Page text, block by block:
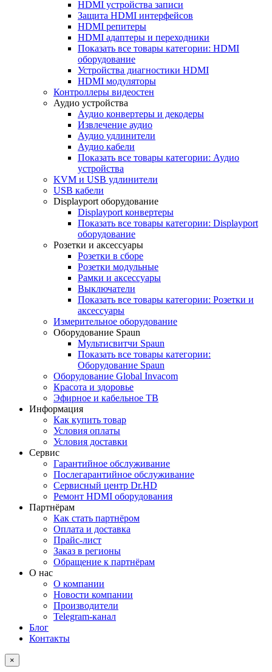
HDMI устройства записи
Защита HDMI интерфейсов
HDMI репитеры
HDMI адаптеры и переходники
Показать все товары категории: HDMI
оборудование
Устройства диагностики HDMI
HDMI модуляторы
Контроллеры видеостен
Аудио устройства
Аудио конвертеры и декодеры
Извлечение аудио
Аудио удлинители
Аудио кабели
Показать все товары категории: Аудио
устройства
KVM и USB удлинители
USB кабели
Displayport оборудование
Displayport конвертеры
Показать все товары категории: Displayport
оборудование
Розетки и аксессуары
Розетки в сборе
Розетки модульные
Рамки и аксессуары
Выключатели
Показать все товары категории: Розетки и
аксессуары
Измерительное оборудование
Оборудование Spaun
Мультисвитчи Spaun
Показать все товары категории:
Оборудование Spaun
Оборудование Global Invacom
Красота и здоровье
Эфирное и кабельное ТВ
Информация
Как купить товар
Условия оплаты
Условия доставки
Сервис
Гарантийное обслуживание
Послегарантийное обслуживание
Сервисный центр Dr.HD
Ремонт HDMI оборудования
Партнёрам
Как стать партнёром
Оплата и доставка
Прайс-лист
Заказ в регионы
Обращение к партнёрам
О нас
О компании
Новости компании
Производители
Telegram-канал
Блог
Контакты
×